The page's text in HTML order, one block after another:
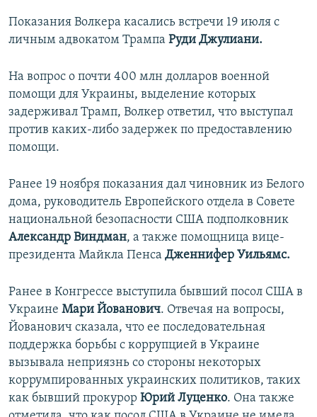
Показания Волкера касались встречи 19 июля с
личным адвокатом Трампа Руди Джулиани.
На вопрос о почти 400 млн долларов военной
помощи для Украины, выделение которых
задерживал Трамп, Волкер ответил, что выступал
против каких-либо задержек по предоставлению
помощи.
Ранее 19 ноября показания дал чиновник из Белого
дома, руководитель Европейского отдела в Совете
национальной безопасности США подполковник
Александр Виндман, а также помощница вице-
президента Майкла Пенса Дженнифер Уильямс.
Ранее в Конгрессе выступила бывший посол США в
Украине Мари Йованович. Отвечая на вопросы,
Йованович сказала, что ее последовательная
поддержка борьбы с коррупцией в Украине
вызывала неприязнь со стороны некоторых
коррумпированных украинских политиков, таких
как бывший прокурор Юрий Луценко. Она также